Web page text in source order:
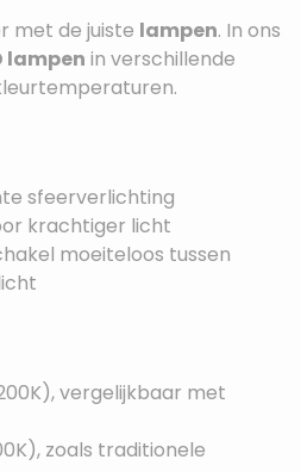
met de juiste lampen. In ons
lampen in verschillende
sfeerverlichting
krachtiger licht
moeiteloos tussen
vergelijkbaar met
zoals traditionele